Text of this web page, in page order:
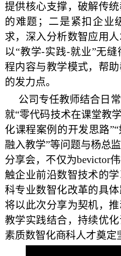
提供核心支撑，破解传
的难题；二是紧扣企业
求，深入分析数智应用
以“教学-实践-就业”无
程内容与教学模式，帮
的发力点。
公司专任教师结合日
就“零代码技术在课堂教
化课程案例的开发思路
融入教学”等问题与杨总
分享会，不仅为bevictor
触企业前沿数智技术的
科专业数智化改革的具
将以此次分享为契机，
教学实践结合，持续优
素质数智化商科人才奠定